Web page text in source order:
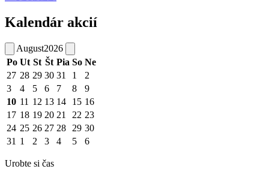
Kalendár akcií
August2026
Po Ut St Št Pia So Ne
27 28 29 30 31 1
2
3
4 5 6 7 8
9
10 11 12 13 14 15 16
17 18 19 20 21 22 23
24 25 26 27 28 29 30
31 1 2 3 4 5 6
Urobte si čas